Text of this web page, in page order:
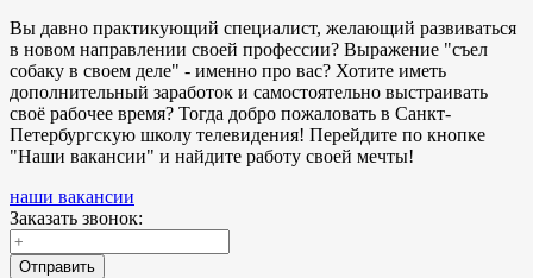
Вы давно практикующий специалист, желающий развиваться
в новом направлении своей профессии? Выражение "съел
собаку в своем деле" - именно про вас? Хотите иметь
дополнительный заработок и самостоятельно выстраивать
своё рабочее время? Тогда добро пожаловать в Санкт-
Петербургскую школу телевидения! Перейдите по кнопке
"Наши вакансии" и найдите работу своей мечты!
наши вакансии
Заказать звонок:
Отправить